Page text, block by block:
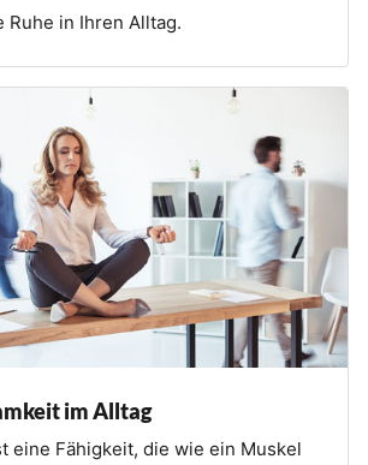
Ruhe in Ihren Alltag.
im Alltag
eine Fähigkeit, die wie ein Muskel